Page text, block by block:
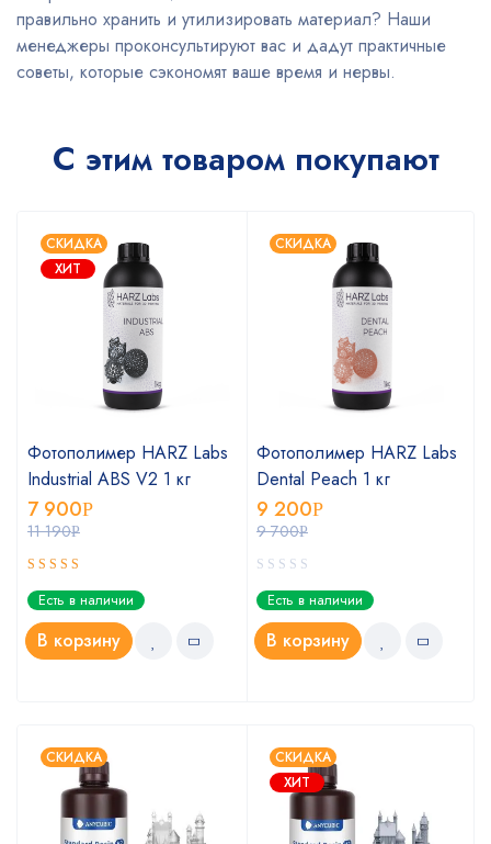
правильно хранить и утилизировать материал? Наши
менеджеры проконсультируют вас и дадут практичные
советы, которые сэкономят ваше время и нервы.
С этим товаром покупают
СКИДКА
ХИТ
Фотополимер HARZ Labs
Industrial ABS V2 1 кг
11 190Р
7 900Р
Оценка
5.00из 5
Есть в наличии
В корзину
СКИДКА
Фотополимер HARZ Labs
Dental Peach 1 кг
9 700Р
9 200Р
Есть в наличии
В корзину
СКИДКА
СКИДКА
ХИТ